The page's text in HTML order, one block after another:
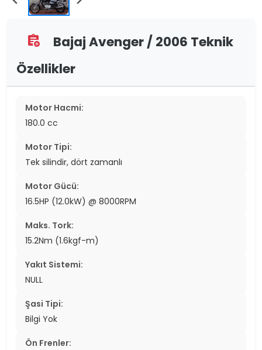
assignment_add
Bajaj Avenger / 2006 Teknik
Özellikler
Motor Hacmi:
180.0 cc
Motor Tipi:
Tek silindir, dört zamanlı
Motor Gücü:
16.5HP (12.0kW) @ 8000RPM
Maks. Tork:
15.2Nm (1.6kgf-m)
Yakıt Sistemi:
NULL
Şasi Tipi:
Bilgi Yok
Ön Frenler: